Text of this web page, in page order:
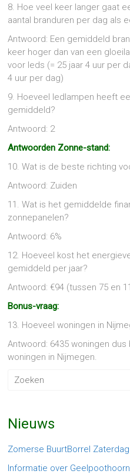
8. Hoe veel keer langer gaat
aantal branduren per dag als
Antwoord: Een gemiddeld
keer hoger dan van een
voor leds (= 25 jaar 4 uur per
4 uur per dag)
9. Hoeveel ledlampen heeft
gemiddeld?
Antwoord: 2
Antwoorden Zonne-stand:
10. Wat is de beste richting
Antwoord: Zuiden
11. Wat is het gemiddelde
zonnepanelen?
Antwoord: 6%
12. Hoeveel kost het
gemiddeld per jaar?
Antwoord: €94 (tussen 75 en
Bonus-vraag:
13. Hoeveel woningen in
Antwoord: 6435 woningen dus
woningen in Nijmegen.
Nieuws
Zomerse BuurtBorrel
Informatie over